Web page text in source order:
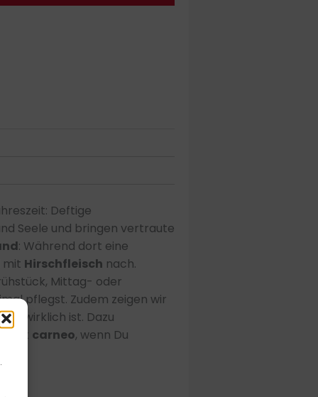
Deftige
Seele und bringen vertraute
: Während dort eine
mit Hirschfleisch nach.
Mittag- oder
pflegst. Zudem zeigen wir
wirklich ist. Dazu
jetzt carneo, wenn Du